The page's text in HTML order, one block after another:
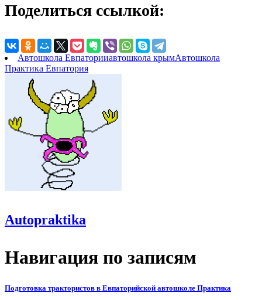
Поделиться ссылкой:
Автошкола Евпаторииавтошкола крымАвтошкола
Практика Евпатория
Autopraktika
Навигация по записям
Подготовка трактористов в Евпаторийской автошколе Практика